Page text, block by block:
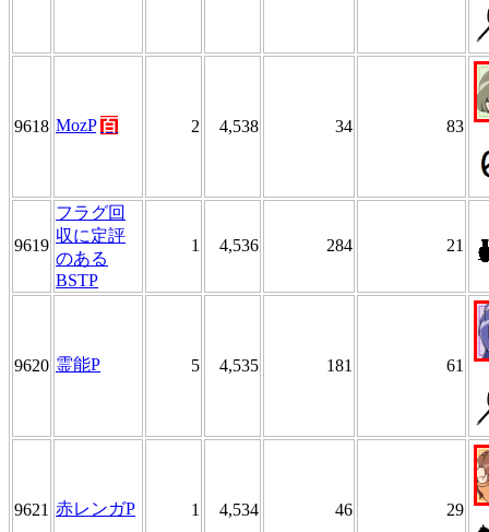
9618 MozP 百 2 4,538 34 83
9619
フラグ回
収に定評
のある
BSTP
1 4,536 284 21
9620 霊能P 5 4,535 181 61
9621 赤レンガP 1 4,534 46 29